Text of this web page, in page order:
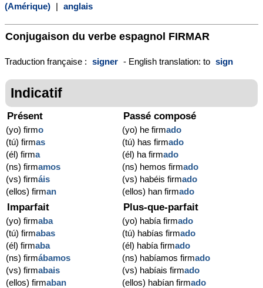
(Amérique) | anglais
Conjugaison du verbe espagnol FIRMAR
Traduction française : signer - English translation: to sign
Indicatif
Présent
(yo) firmo
(tú) firmas
(él) firma
(ns) firmamos
(vs) firmáis
(ellos) firman
Passé composé
(yo) he firmado
(tú) has firmado
(él) ha firmado
(ns) hemos firmado
(vs) habéis firmado
(ellos) han firmado
Imparfait
(yo) firmaba
(tú) firmabas
(él) firmaba
(ns) firmábamos
(vs) firmabais
(ellos) firmaban
Plus-que-parfait
(yo) había firmado
(tú) habías firmado
(él) había firmado
(ns) habíamos firmado
(vs) habíais firmado
(ellos) habían firmado